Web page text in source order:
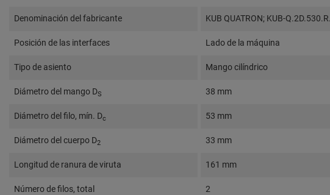
Denominación del fabricante KUB QUATRON; KUB-
Posición de las interfaces Lado de la máquina
Tipo de asiento Mango cilíndrico
Diámetro del mango DS 38 mm
Diámetro del filo, mín. Dc 53 mm
Diámetro del cuerpo D2 33 mm
Longitud de ranura de viruta 161 mm
Número de filos, total 2